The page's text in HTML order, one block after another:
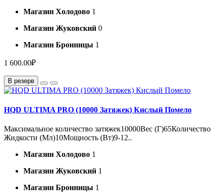
Магазин Холодово 1
Магазин Жуковский 0
Магазин Бронницы 1
1 600.00₽
В резерв
HQD ULTIMA PRO (10000 Затяжек) Кислый Помело
Максимальное количество затяжек10000Вес (Г)65Количество
Жидкости (Мл)10Мощность (Вт)9-12..
Магазин Холодово 1
Магазин Жуковский 1
Магазин Бронницы 1